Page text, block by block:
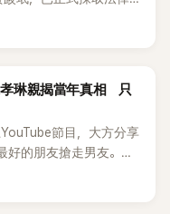
社群平台公開爆料，反
是SHINee、NCT等偶
琳親揭當年真相 只
節目，大方分享
好的朋友搶走男友。她
事情現在再發生，「我